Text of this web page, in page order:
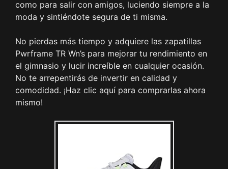
como para salir con amigos, luciendo siempre a la
moda y sintiéndote segura de ti misma.
No pierdas más tiempo y adquiere las zapatillas
Pwrframe TR Wn’s para mejorar tu rendimiento en
el gimnasio y lucir increíble en cualquier ocasión.
No te arrepentirás de invertir en calidad y
comodidad. ¡Haz clic aquí para comprarlas ahora
mismo!